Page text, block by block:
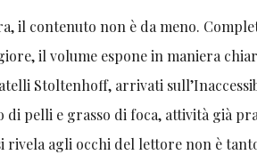
il contenuto non è da meno.
il volume espone in maniera
Stoltenhoff, arrivati
pelli e grasso di foca, attività già
rivela agli occhi del lettore non è